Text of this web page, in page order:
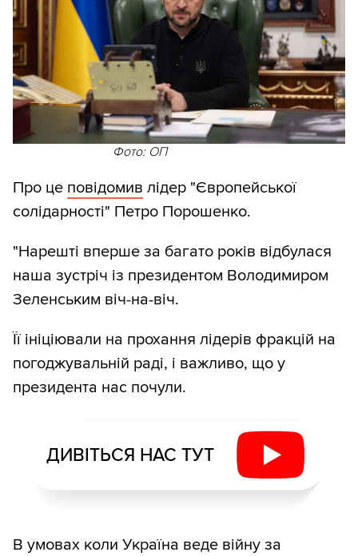
Фото: ОП
Про це повідомив лідер "Європейської
солідарності" Петро Порошенко.
"Нарешті вперше за багато років відбулася
наша зустріч із президентом Володимиром
Зеленським віч-на-віч.
Її ініціювали на прохання лідерів фракцій на
погоджувальній раді, і важливо, що у
президента нас почули.
ДИВІТЬСЯ НАС ТУТ
В умовах коли Україна веде війну за